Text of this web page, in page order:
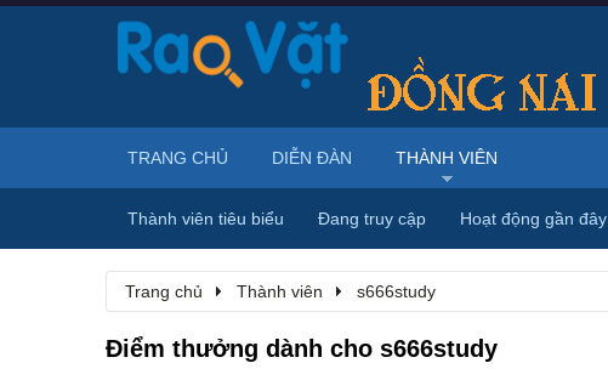
Trang chủ Thành viên s666study
Điểm thưởng dành cho s666study
TRANG CHỦ DIỄN ĐÀN THÀNH VIÊN
Thành viên tiêu biểu Đang truy cập Hoạt động gần đây